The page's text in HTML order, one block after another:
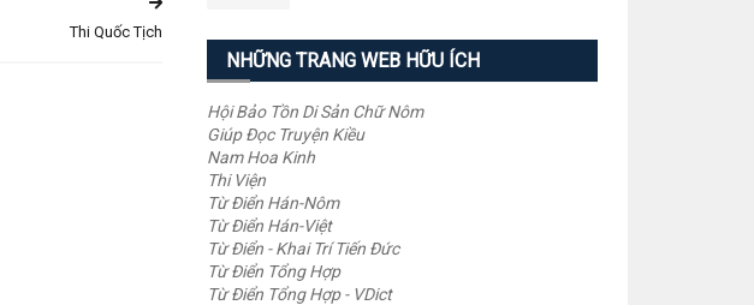
Thi Quốc Tịch
NHỮNG TRANG WEB HỮU ÍCH
Hội Bảo Tồn Di Sản Chữ Nôm
Giúp Đọc Truyện Kiều
Nam Hoa Kinh
Thi Viện
Từ Điển Hán-Nôm
Từ Điển Hán-Việt
Từ Điển - Khai Trí Tiến Đức
Từ Điển Tổng Hợp
Từ Điển Tổng Hợp - VDict